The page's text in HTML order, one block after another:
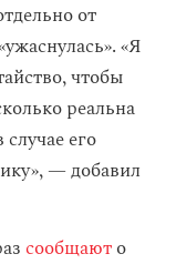
от
«Я
чтобы
реальна
его
— добавил
сообщаюто